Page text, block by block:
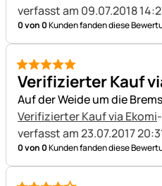
verfasst am 09.07.2018
0 von 0Kunden fanden diese
5 von 5
Verifizierter Kauf
Auf der Weide um die
Verifizierter Kauf via Ekomi
verfasst am 23.07.2017
0 von 0Kunden fanden diese